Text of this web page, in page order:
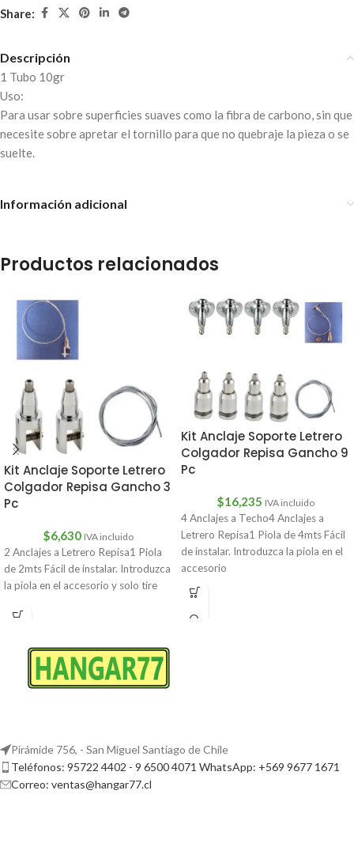
Share:
Descripción
1 Tubo 10gr
Uso:
Para usar sobre superficies suaves como la fibra de carbono, sin que
necesite sobre apretar el tornillo para que no quebraje la pieza o se
suelte.
Información adicional
Productos relacionados
Kit Anclaje Soporte Letrero
Colgador Repisa Gancho 3
Pc
$6,630 IVA incluido
2 Anclajes a Letrero Repisa1 Piola
de 2mts Fácil de instalar. Introduzca
la piola en el accesorio y solo tire
Kit Anclaje Soporte Letrero
Colgador Repisa Gancho 9
Pc
$16,235 IVA incluido
4 Anclajes a Techo4 Anclajes a
Letrero Repisa1 Piola de 4mts Fácil
de instalar. Introduzca la piola en el
accesorio
Pirámide 756, - San Miguel Santiago de Chile
Teléfonos: 95722 4402 - 9 6500 4071 WhatsApp: +569 9677 1671
Correo: ventas@hangar77.cl